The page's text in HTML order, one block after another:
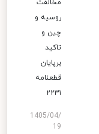
مخالفت
روسیه و
چین و
تاکید
برپایان
قطعنامه
۲۲۳۱
1405/04/
19